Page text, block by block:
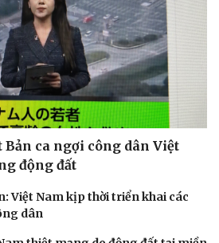
ca ngợi công dân Việt
động đất
Việt Nam kịp thời triển khai các
dân